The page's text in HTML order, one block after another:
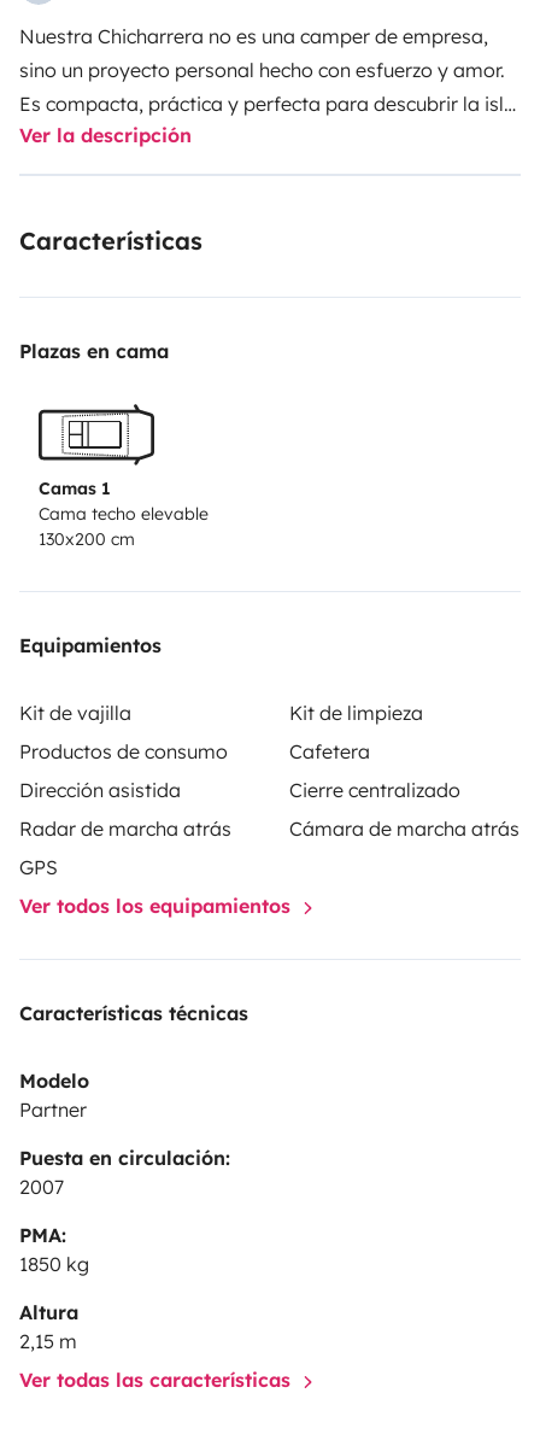
Nuestra Chicharrera no es una camper de empresa,
sino un proyecto personal hecho con esfuerzo y amor.
Es compacta, práctica y perfecta para descubrir la isla
con mucho cariño. Gracias a la tienda bajo las estrellas
no te sentirás atrapado dentro de un vehículo!🛏️ Cama
Cocina equipada con hornillo, cafetera, menaje y
sillas para disfrutar al aire libre.
mínimo y conducción suave.
devuelta en aeropuerto ’’no incluido’’
donde encontrarás toda la información, más
productos curiosidades de
🌊🌿✨ ¡Reserva ahora!
Ver la descripción
Características
Plazas en cama
Camas 1
Cama techo elevable
130x200 cm
Equipamientos
Kit de vajilla
Kit de limpieza
Productos de consumo
Cafetera
Dirección asistida
Cierre centralizado
Radar de marcha atrás
Cámara de marcha atrás
GPS
Ver todos los equipamientos
Características técnicas
Modelo
Partner
Puesta en circulación:
2007
PMA:
1850 kg
Altura
2,15 m
Ver todas las características